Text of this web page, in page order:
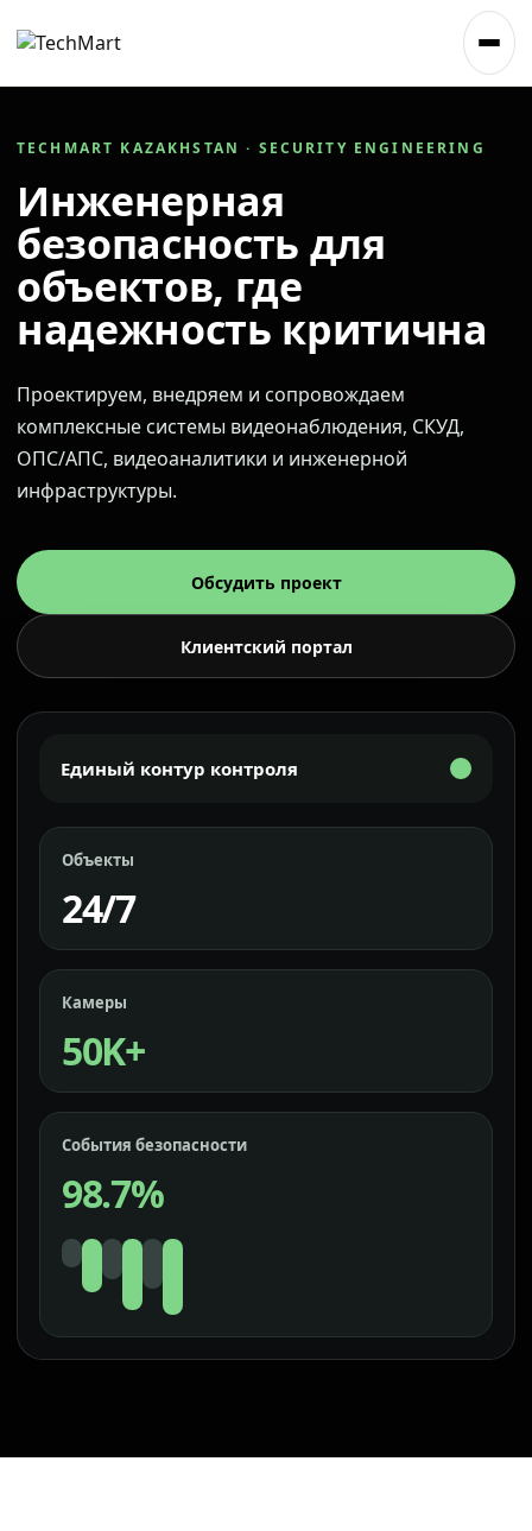
TECHMART KAZAKHSTAN · SECURITY ENGINEERING
Инженерная
безопасность для
объектов, где
надежность критична
Проектируем, внедряем и сопровождаем
комплексные системы видеонаблюдения, СКУД,
ОПС/АПС, видеоаналитики и инженерной
инфраструктуры.
Обсудить проект
Клиентский портал
Единый контур контроля
Объекты
24/7
Камеры
50K+
События безопасности
98.7%